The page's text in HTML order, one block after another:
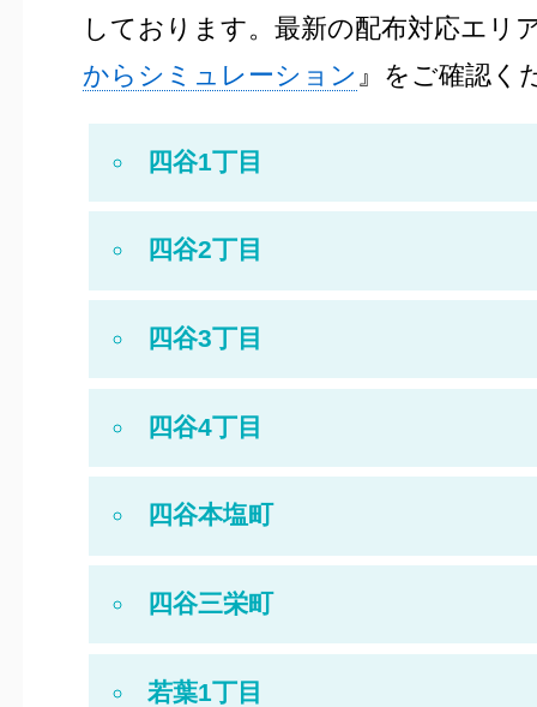
しております。最新の配布対応エリ
からシミュレーション 』をご確認く
四谷1丁目
四谷2丁目
四谷3丁目
四谷4丁目
四谷本塩町
四谷三栄町
若葉1丁目